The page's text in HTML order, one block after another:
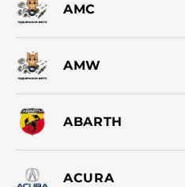
AMC
AMW
ABARTH
ACURA